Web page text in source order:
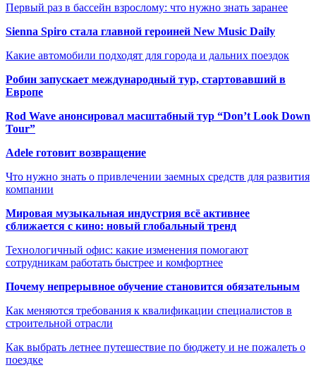
Первый раз в бассейн взрослому: что нужно знать заранее
Sienna Spiro стала главной героиней New Music Daily
Какие автомобили подходят для города и дальних поездок
Робин запускает международный тур, стартовавший в
Европе
Rod Wave анонсировал масштабный тур “Don’t Look Down
Tour”
Adele готовит возвращение
Что нужно знать о привлечении заемных средств для развития
компании
Мировая музыкальная индустрия всё активнее
сближается с кино: новый глобальный тренд
Технологичный офис: какие изменения помогают
сотрудникам работать быстрее и комфортнее
Почему непрерывное обучение становится обязательным
Как меняются требования к квалификации специалистов в
строительной отрасли
Как выбрать летнее путешествие по бюджету и не пожалеть о
поездке